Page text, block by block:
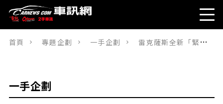
首頁 專題企劃 一手企劃 雷克薩斯全新「緊湊型SUV」發表！搭載專屬黃色配備與「豪華內裝」！於「東京改裝車展2024」首次亮相的「MORIZO愛車仕様」終於量產上市！ 「LBX MORIZO RR Original Edition」將於2025年10月發售！
一手企劃